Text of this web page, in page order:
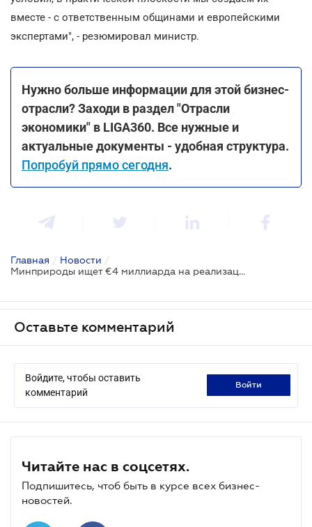
вместе - с ответственным общинами и европейскими
экспертами", - резюмировал министр.
Нужно больше информации для этой бизнес-
отрасли? Заходи в раздел "Отрасли
экономики" в LIGA360. Все нужные и
актуальные документы - удобная структура.
Попробуй прямо сегодня.
Главная / Новости /
Минприроды ищет €4 миллиарда на реализацию проектов по утилизации мусора
Оставьте комментарий
Войдите, чтобы оставить
комментарий
войти
Читайте нас в соцсетях.
Подпишитесь, чтоб быть в курсе всех бизнес-
новостей.